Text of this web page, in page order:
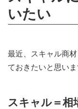
いたい
最近、スキャル商
ておきたいと思いま
スキャル＝相